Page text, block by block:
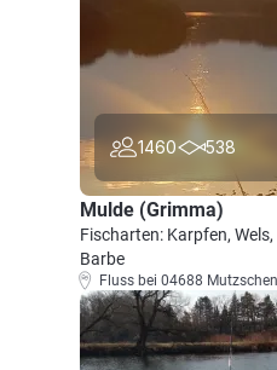
1460 538
Mulde (Grimma)
Fischarten: Karpfen,
Barbe
Fluss bei 04688 Mutzschen